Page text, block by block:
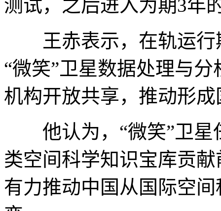
测试，之后进入为期3年
王赤表示，在轨运行
“微笑”卫星数据处理与
机构开放共享，推动形
他认为，“微笑”卫星
类空间科学知识宝库贡
有力推动中国从国际空